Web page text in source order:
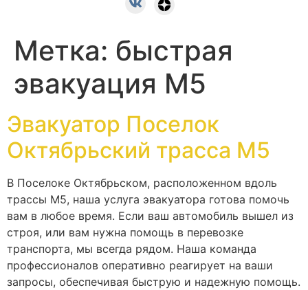
Метка: быстрая
эвакуация М5
Эвакуатор Поселок
Октябрьский трасса М5
В Поселоке Октябрьском, расположенном вдоль
трассы М5, наша услуга эвакуатора готова помочь
вам в любое время. Если ваш автомобиль вышел из
строя, или вам нужна помощь в перевозке
транспорта, мы всегда рядом. Наша команда
профессионалов оперативно реагирует на ваши
запросы, обеспечивая быструю и надежную помощь.